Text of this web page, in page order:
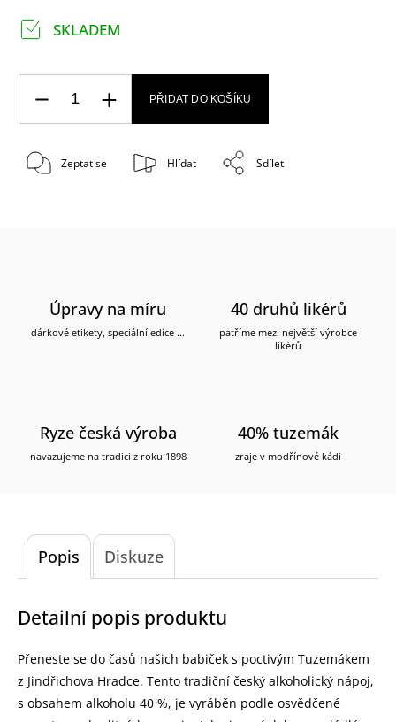
SKLADEM
PŘIDAT DO KOŠÍKU
Zeptat se Hlídat Sdílet
Úpravy na míru
dárkové etikety, speciální edice ...
40 druhů likérů
patříme mezi největší výrobce
likérů
Ryze česká výroba
navazujeme na tradici z roku 1898
40% tuzemák
zraje v modřínové kádi
Popis Diskuze
Detailní popis produktu
Přeneste se do časů našich babiček s poctivým Tuzemákem
z Jindřichova Hradce. Tento tradiční český alkoholický nápoj,
s obsahem alkoholu 40 %, je vyráběn podle osvědčené